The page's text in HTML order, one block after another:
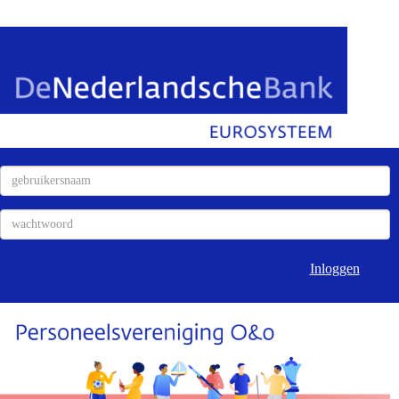
Inloggen